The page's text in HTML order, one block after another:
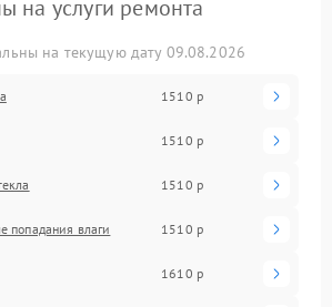
на услуги ремонта
на текущую дату 09.08.2026
1510 р
1510 р
1510 р
попадания влаги 1510 р
1610 р